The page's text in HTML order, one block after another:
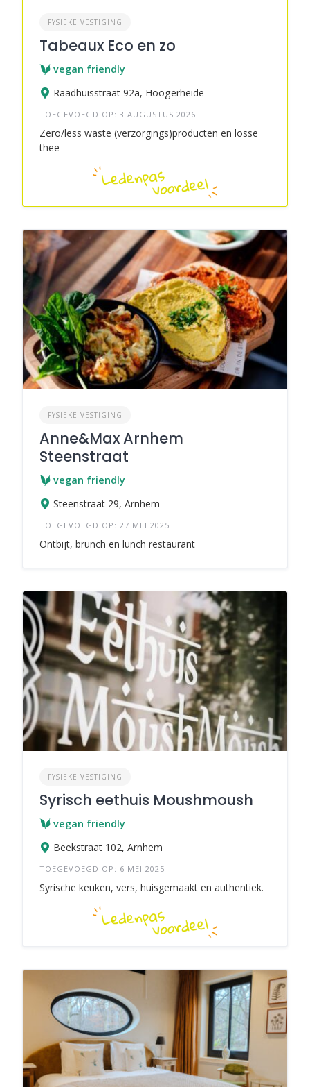
FYSIEKE VESTIGING
Tabeaux Eco en zo
vegan friendly
Raadhuisstraat 92a, Hoogerheide
TOEGEVOEGD OP: 3 AUGUSTUS 2026
Zero/less waste (verzorgings)producten en losse
thee
FYSIEKE VESTIGING
Anne&Max Arnhem
Steenstraat
vegan friendly
Steenstraat 29, Arnhem
TOEGEVOEGD OP: 27 MEI 2025
Ontbijt, brunch en lunch restaurant
FYSIEKE VESTIGING
Syrisch eethuis Moushmoush
vegan friendly
Beekstraat 102, Arnhem
TOEGEVOEGD OP: 6 MEI 2025
Syrische keuken, vers, huisgemaakt en authentiek.